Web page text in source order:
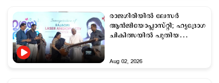
രാജഗിരിയിൽ ലേസർ
ആൻജിയോപ്ലാസ്റ്റി; ഹൃദ്രോഗ
ചികിത്സയിൽ പുതിയ
Aug 02, 2026